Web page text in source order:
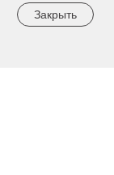
Закрыть